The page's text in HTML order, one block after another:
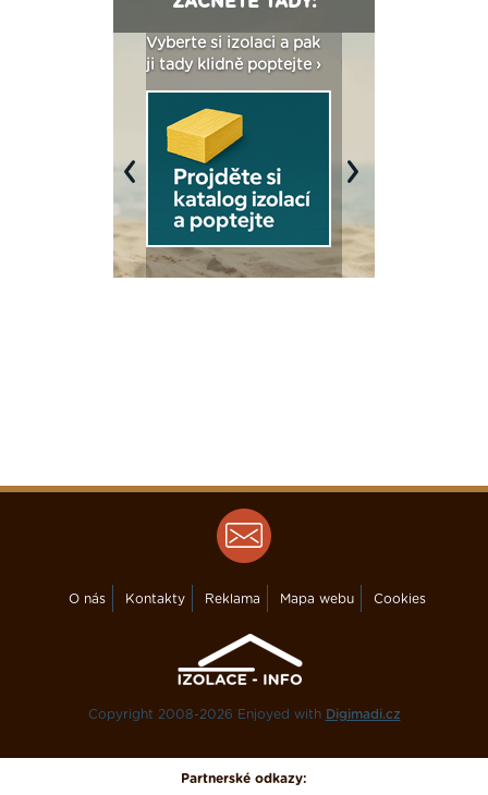
Vyberte si izolaci a pak
ji tady klidně poptejte ›
Previous Next
O nás Kontakty Reklama Mapa webu Cookies
Copyright 2008-2026 Enjoyed with Digimadi.cz
Partnerské odkazy: